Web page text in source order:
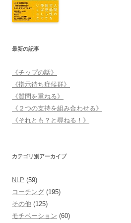
最新の記事
《チップの話》
《指示待ち症候群》
《質問を重ねる》
《２つの支持を組み合わせる》
《それとも？と尋ねる！》
カテゴリ別アーカイブ
NLP (59)
コーチング (195)
その他 (125)
モチベーション (60)